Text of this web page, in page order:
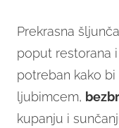
Prekrasna
poput restorana
potreban kako
ljubimcem,
kupanju i